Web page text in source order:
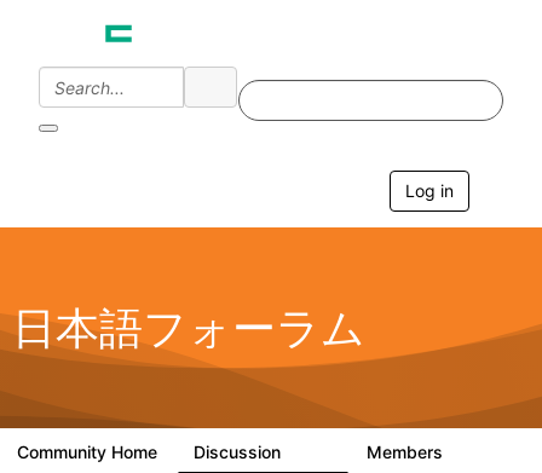
Log in
g
a
日本語フォーラム
Community Home Discussion Members